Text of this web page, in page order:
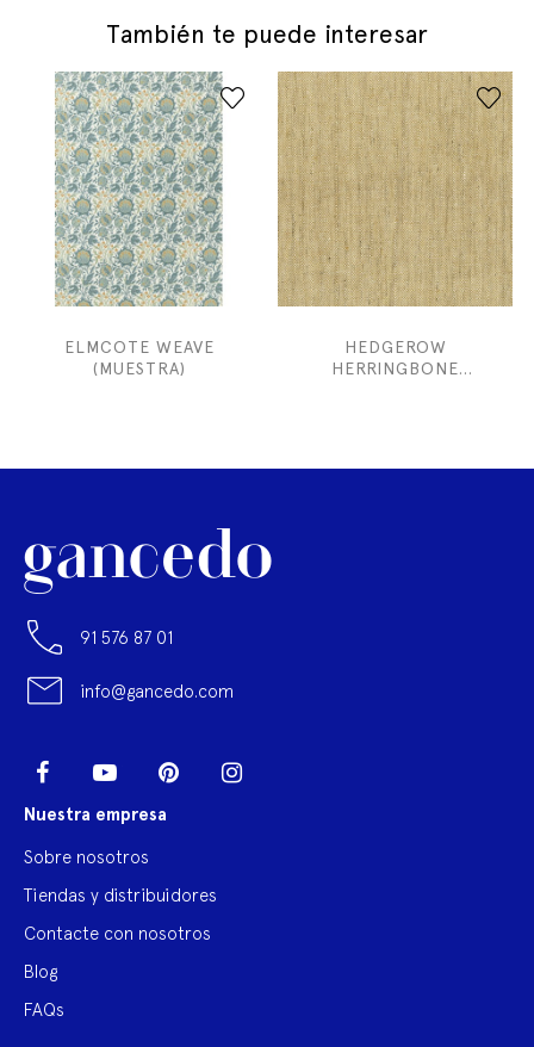
También te puede interesar
ELMCOTE WEAVE
(MUESTRA)
HEDGEROW
HERRINGBONE
91 576 87 01
info@gancedo.com
Facebook YouTube Pinterest
Nuestra empresa
Sobre nosotros
Tiendas y distribuidores
Contacte con nosotros
Blog
FAQs